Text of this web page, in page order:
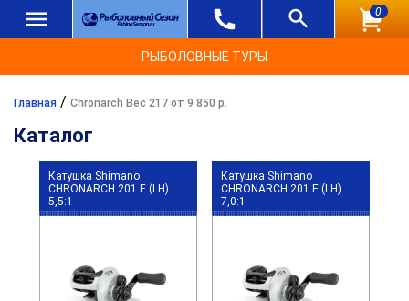
0
РЫБОЛОВНЫЕ ТУРЫ
Главная / Chronarch Вес 217 от 9 850 р.
Каталог
Катушка Shimano
CHRONARCH 201 E (LH)
5,5:1
Катушка Shimano
CHRONARCH 201 E (LH)
7,0:1